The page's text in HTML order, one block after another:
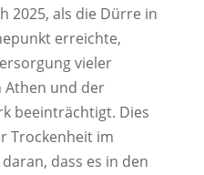
2025, als die Dürre in
erreichte,
vieler
Athen und der
beeinträchtigt. Dies
Trockenheit im
dass es in den